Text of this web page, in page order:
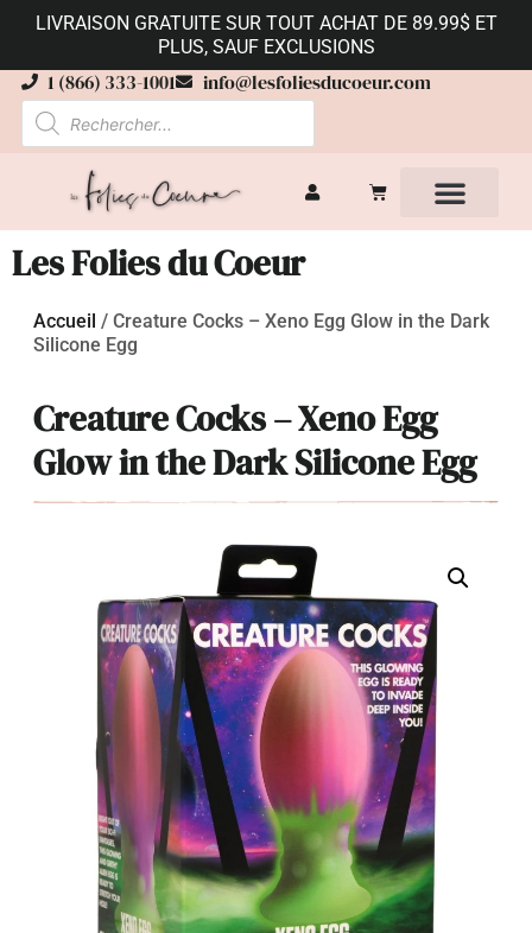
LIVRAISON GRATUITE SUR TOUT ACHAT DE 89.99$ ET
PLUS, SAUF EXCLUSIONS
1 (866) 333-1001 info@lesfoliesducoeur.com
Les Folies du Coeur
Accueil / Creature Cocks – Xeno Egg Glow in the Dark
Silicone Egg
Creature Cocks – Xeno Egg
Glow in the Dark Silicone Egg